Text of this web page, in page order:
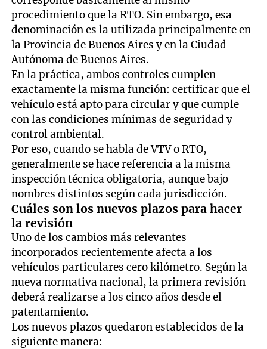
procedimiento que la RTO. Sin embargo, esa
denominación es la utilizada principalmente en
la Provincia de Buenos Aires y en la Ciudad
Autónoma de Buenos Aires.
En la práctica, ambos controles cumplen
exactamente la misma función: certificar que el
vehículo está apto para circular y que cumple
con las condiciones mínimas de seguridad y
control ambiental.
Por eso, cuando se habla de VTV o RTO,
generalmente se hace referencia a la misma
inspección técnica obligatoria, aunque bajo
nombres distintos según cada jurisdicción.
Cuáles son los nuevos plazos para hacer
la revisión
Uno de los cambios más relevantes
incorporados recientemente afecta a los
vehículos particulares cero kilómetro. Según la
nueva normativa nacional, la primera revisión
deberá realizarse a los cinco años desde el
patentamiento.
Los nuevos plazos quedaron establecidos de la
siguiente manera: